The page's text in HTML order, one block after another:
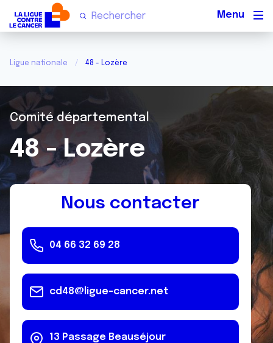
Ligue nationale 48 - Lozère
Comité départemental
48 - Lozère
Nous contacter
04 66 32 69 28
cd48@ligue-cancer.net
13 Passage Beauséjour